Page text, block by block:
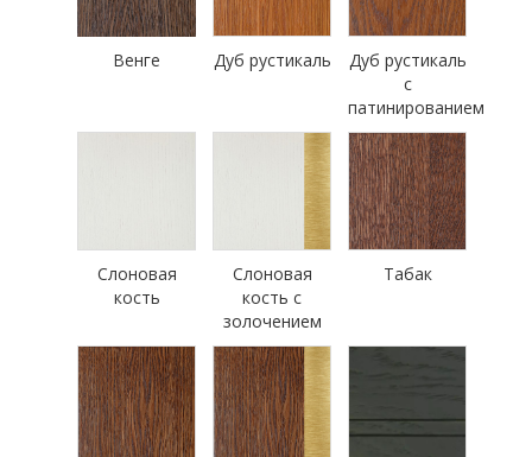
Венге Дуб рустикаль
Дуб рустикаль
с
патинированием
Слоновая
кость
Слоновая
кость с
золочением
Табак